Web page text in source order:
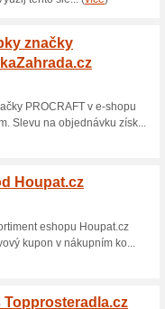
100%
Najděte
Sleva